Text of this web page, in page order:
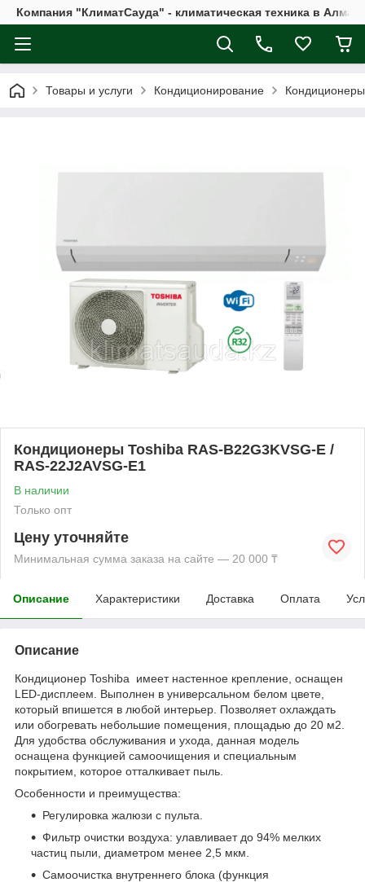
Компания "КлиматСауда" - климатическая техника в
Товары и услуги Кондиционирование
Кондиционеры Toshiba RAS-B22G3KVSG-E /
RAS-22J2AVSG-E1
В наличии
Только опт
Цену уточняйте
Минимальная сумма заказа на сайте — 20 000 ₸
Описание Характеристики Доставка Оплата
Описание
Кондиционер Toshiba имеет настенное крепление, оснащен
LED-дисплеем. Выполнен в универсальном белом цвете,
который впишется в любой интерьер. Позволяет охлаждать
или обогревать небольшие помещения, площадью до 20 м2.
Для удобства обслуживания и ухода, данная модель
оснащена функцией самоочищения и специальным
покрытием, которое отталкивает пыль.
Особенности и преимущества:
Регулировка жалюзи с пульта.
Фильтр очистки воздуха: улавливает до 94% мелких
частиц пыли, диаметром менее 2,5 мкм.
Самоочистка внутреннего блока (функция